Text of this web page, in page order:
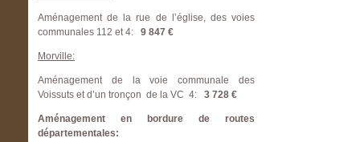
Aménagement de la rue de l’église, des voies
communales 112 et 4:
9 847 €
Morville:
Aménagement de la voie communale des
Voissuts et d’un tronçon de la VC 4: 3 728 €
Aménagement en bordure de routes
départementales: